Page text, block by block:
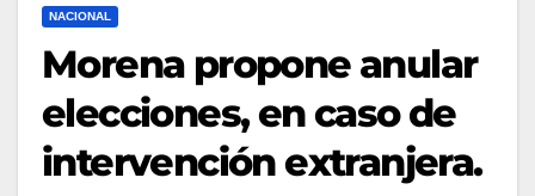
NACIONAL
Morena propone anular
elecciones, en caso de
intervención extranjera.